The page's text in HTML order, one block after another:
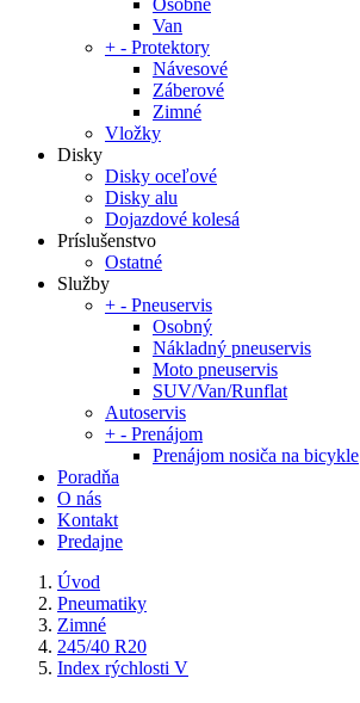
Osobné
Van
+ - Protektory
Návesové
Záberové
Zimné
Vložky
Disky
Disky oceľové
Disky alu
Dojazdové kolesá
Príslušenstvo
Ostatné
Služby
+ - Pneuservis
Osobný
Nákladný pneuservis
Moto pneuservis
SUV/Van/Runflat
Autoservis
+ - Prenájom
Prenájom nosiča na bicykle
Poradňa
O nás
Kontakt
Predajne
Úvod
Pneumatiky
Zimné
245/40 R20
Index rýchlosti V